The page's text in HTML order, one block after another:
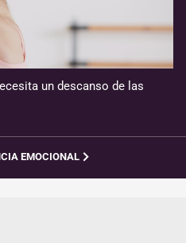
un descanso de las
EMOCIONAL